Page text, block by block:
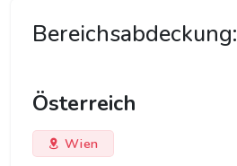
Bereichsabdeckung:
Österreich
Wien